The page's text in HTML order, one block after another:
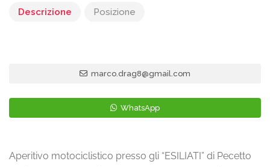
Descrizione Posizione
marco.drag8@gmail.com
WhatsApp
Aperitivo motociclistico presso gli “ESILIATI” di Pecetto